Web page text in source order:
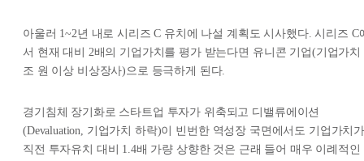
아울러 1~2년 내로 시리즈 C 유치에 나설 계획도 시사했다. 시리즈 C
서 현재 대비 2배의 기업가치를 평가 받는다면 유니콘 기업(기업가치
조 원 이상 비상장사)으로 등극하게 된다.
경기침체 장기화로 스타트업 투자가 위축되고 디밸류에이션
(Devaluation, 기업가치 하락)이 빈번한 역성장 국면에서도 기업가치
직전 투자유치 대비 1.4배 가량 상향한 것은 근래 들어 매우 이례적인